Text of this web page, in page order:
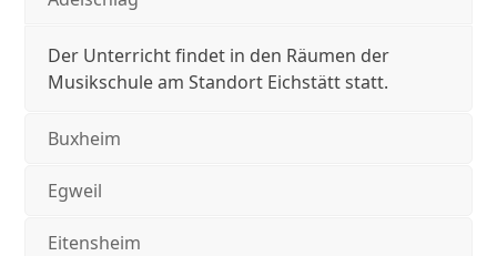
Der Unterricht findet in den Räumen der
Musikschule am Standort Eichstätt statt.
Buxheim
Egweil
Eitensheim